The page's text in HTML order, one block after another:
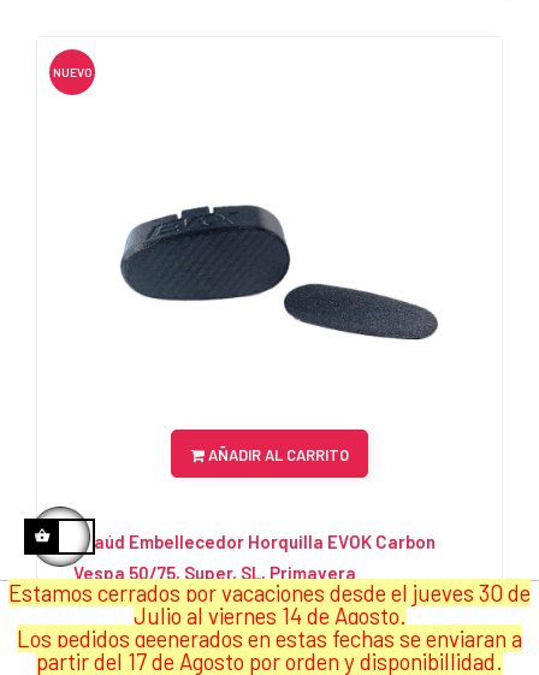
Estamos cerrados por vacaciones desde el jueves 30 de
Julio al viernes 14 de Agosto.
Los pedidos geenerados en estas fechas se enviaran a
partir del 17 de Agosto por orden y disponibillidad.
NUEVO
AÑADIR AL CARRITO
Ataúd Embellecedor Horquilla EVOK Carbon
Vespa 50/75, Super, SL, Primavera
15,00 €
Cubierta de basculante EVOK Carbon Weave.